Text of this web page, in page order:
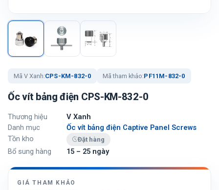
Mã V Xanh:CPS-KM-832-0 Mã tham khảo:PF11M-832-0
Ốc vít bảng điện CPS-KM-832-0
Thương hiệu
V Xanh
Danh mục
Ốc vít bảng điện Captive Panel Screws
Tồn kho
Đặt hàng
Bổ sung hàng 15 – 25 ngày
GIÁ THAM KHẢO